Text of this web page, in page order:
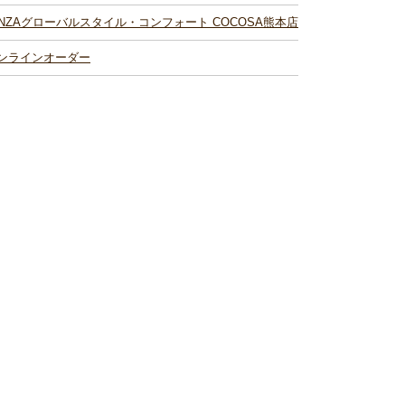
グローバルスタイル・コンフォート COCOSA熊本店
ラインオーダー